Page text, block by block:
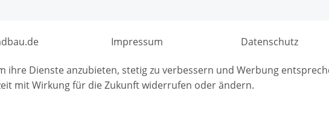
Impressum Datenschutz
ihre Dienste anzubieten, stetig zu verbessern und Werbung
mit Wirkung für die Zukunft widerrufen oder ändern.